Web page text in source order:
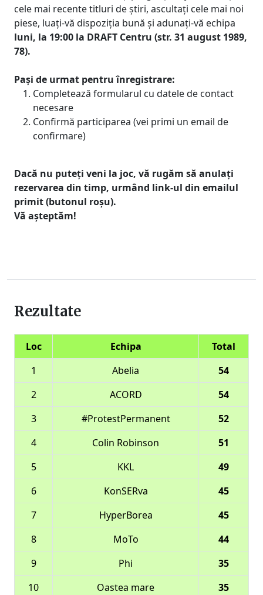
cele mai recente titluri de știri, ascultați cele mai noi
piese, luați-vă dispoziția bună și adunați-vă echipa
luni, la 19:00 la DRAFT Centru (str. 31 august 1989,
78).
Pași de urmat pentru înregistrare:
Completează formularul cu datele de contact
necesare
Confirmă participarea (vei primi un email de
confirmare)
Dacă nu puteți veni la joc, vă rugăm să anulați
rezervarea din timp, urmând link-ul din emailul
primit (butonul roșu).
Vă așteptăm!
Rezultate
Loc Echipa
Total
1
Abelia
54
2
ACORD
54
3
#ProtestPermanent
52
4
Colin Robinson
51
5
KKL
49
6
KonSERva
45
7
HyperBorea
45
8
MoTo
44
9
Phi
35
10
Oastea mare
35